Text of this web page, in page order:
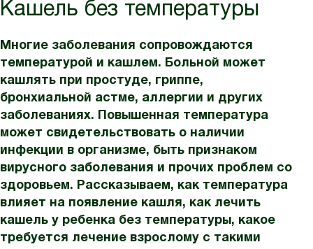
Кашель без температуры
Многие заболевания сопровождаются
температурой и кашлем. Больной может
кашлять при простуде, гриппе,
бронхиальной астме, аллергии и других
заболеваниях. Повышенная температура
может свидетельствовать о наличии
инфекции в организме, быть признаком
вирусного заболевания и прочих проблем со
здоровьем. Рассказываем, как температура
влияет на появление кашля, как лечить
кашель у ребенка без температуры, какое
требуется лечение взрослому с такими